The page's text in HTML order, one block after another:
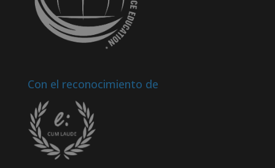
Con el reconocimiento de